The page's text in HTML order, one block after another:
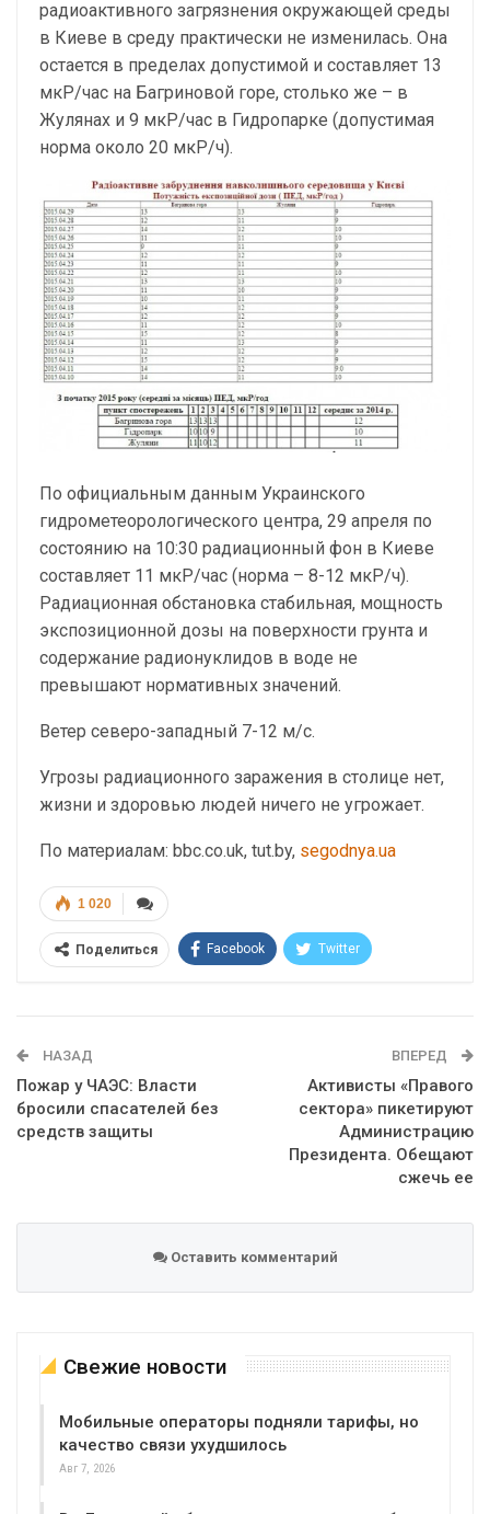
радиоактивного загрязнения окружающей среды
в Киеве в среду практически не изменилась. Она
остается в пределах допустимой и составляет 13
мкР/час на Багриновой горе, столько же – в
Жулянах и 9 мкР/час в Гидропарке (допустимая
норма около 20 мкР/ч).
По официальным данным Украинского
гидрометеорологического центра, 29 апреля по
состоянию на 10:30 радиационный фон в Киеве
составляет 11 мкР/час (норма – 8-12 мкР/ч).
Радиационная обстановка стабильная, мощность
экспозиционной дозы на поверхности грунта и
содержание радионуклидов в воде не
превышают нормативных значений.
Ветер северо-западный 7-12 м/с.
Угрозы радиационного заражения в столице нет,
жизни и здоровью людей ничего не угрожает.
По материалам: bbc.co.uk, tut.by, segodnya.ua
1 020
Поделиться Facebook Twitter
НАЗАД
Пожар у ЧАЭС: Власти
бросили спасателей без
средств защиты
ВПЕРЕД
Активисты «Правого
сектора» пикетируют
Администрацию
Президента. Обещают
сжечь ее
Оставить комментарий
Свежие новости
Мобильные операторы подняли тарифы, но
качество связи ухудшилось
Авг 7, 2026